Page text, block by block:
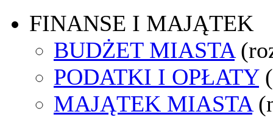
FINANSE I MAJĄTEK
BUDŻET MIASTA
PODATKI I OPŁATY
MAJĄTEK MIASTA